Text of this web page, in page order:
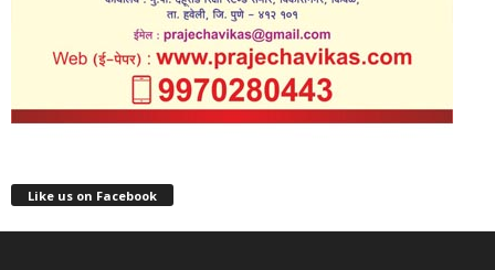
Like us on Facebook